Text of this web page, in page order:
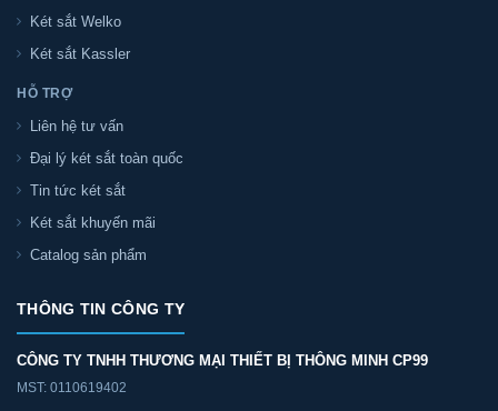
Két sắt Welko
Két sắt Kassler
HỖ TRỢ
Liên hệ tư vấn
Đại lý két sắt toàn quốc
Tin tức két sắt
Két sắt khuyến mãi
Catalog sản phẩm
THÔNG TIN CÔNG TY
CÔNG TY TNHH THƯƠNG MẠI THIẾT BỊ THÔNG MINH CP99
MST: 0110619402